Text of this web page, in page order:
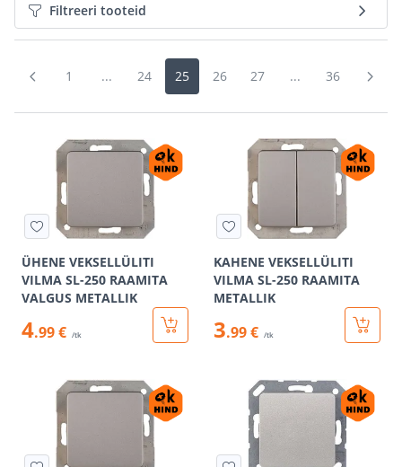
Filtreeri tooteid
1 ... 24 25 26 27 ... 36
ÜHENE VEKSELLÜLITI
VILMA SL-250 RAAMITA
VALGUS METALLIK
4.99 € /tk
KAHENE VEKSELLÜLITI
VILMA SL-250 RAAMITA
METALLIK
3.99 € /tk